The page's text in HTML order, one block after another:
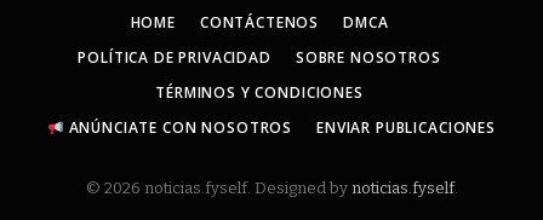
HOME CONTÁCTENOS
DMCA
POLÍTICA DE PRIVACIDAD
SOBRE NOSOTROS
TÉRMINOS Y CONDICIONES
ANÚNCIATE CON NOSOTROS
ENVIAR PUBLICACIONES
© 2026 noticias.fyself. Designed by noticias.fyself.